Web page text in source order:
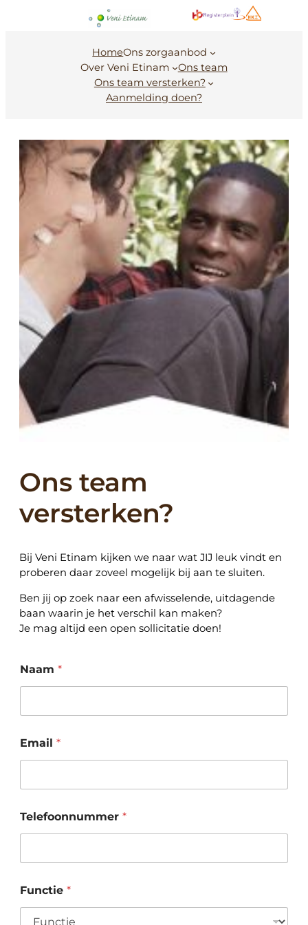
HomeOns zorgaanbod
Over Veni Etinam
Ons team
Ons team versterken?
Aanmelding doen?
Ons team
versterken?
Bij Veni Etinam kijken we naar wat JIJ leuk vindt en
proberen daar zoveel mogelijk bij aan te sluiten.
Ben jij op zoek naar een afwisselende, uitdagende
baan waarin je het verschil kan maken?
Je mag altijd een open sollicitatie doen!
Naam *
Email *
Telefoonnummer *
Functie *